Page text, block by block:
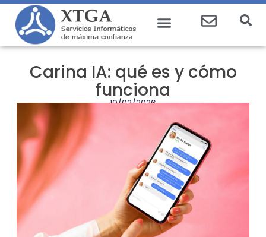
Carina IA: qué es y cómo
funciona
19/02/2026